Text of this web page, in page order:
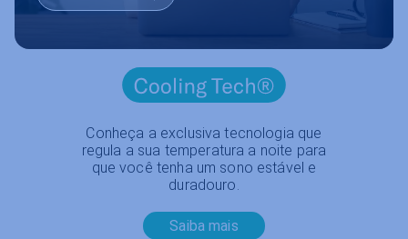
Conheça a exclusiva tecnologia que
regula a sua temperatura a noite para
que você tenha um sono estável e
duradouro.
Saiba mais